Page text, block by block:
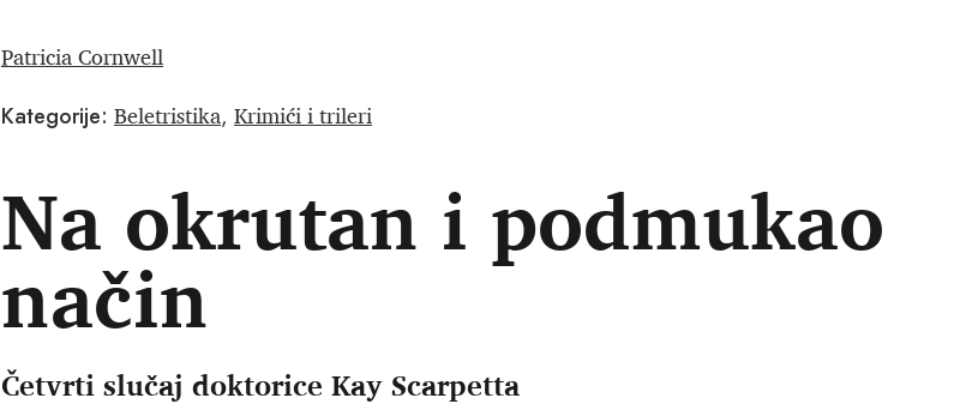
Patricia Cornwell
Kategorije: Beletristika, Krimići i trileri
Na okrutan i podmukao
način
Četvrti slučaj doktorice Kay Scarpetta